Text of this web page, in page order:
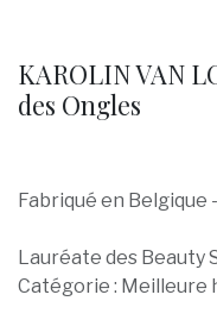
KAROLIN VAN
des Ongles
Fabriqué en Belgique
Lauréate des Beauty
Catégorie : Meilleure